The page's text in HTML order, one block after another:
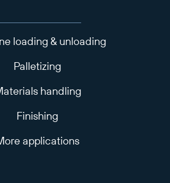
loading & unloading
Palletizing
handling
Finishing
applications